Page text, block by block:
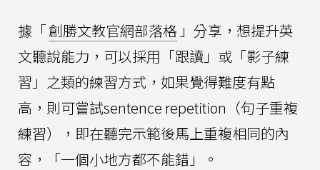
據「創勝文教官網部落格 」分享，想提升英
文聽說能力，可以採用「跟讀」或「影子練
習」之類的練習方式，如果覺得難度有點
高，則可嘗試sentence repetition（句子重複
練習），即在聽完示範後馬上重複相同的內
容，「一個小地方都不能錯」。